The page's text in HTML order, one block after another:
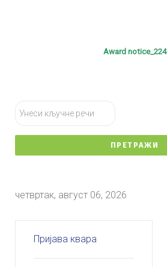
Award notice_224
тражи...
ПРЕТРАЖИ
четвртак, август 06, 2026
Пријава квара